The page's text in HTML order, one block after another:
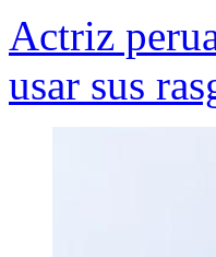
Actriz
usar sus